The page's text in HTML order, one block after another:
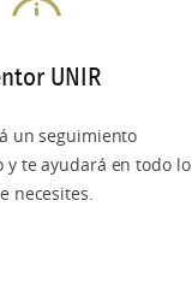
UNIR
un seguimiento
y te ayudará en todo lo
necesites.